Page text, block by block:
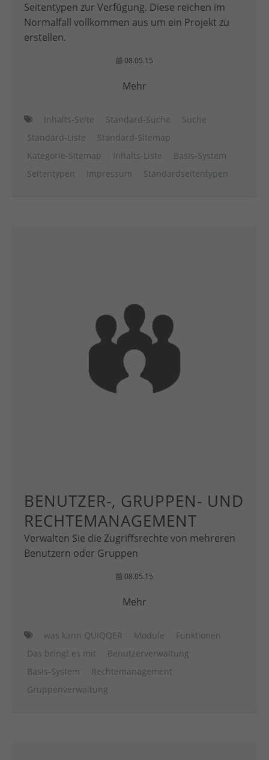
Seitentypen zur Verfügung. Diese reichen im
Normalfall vollkommen aus um ein Projekt zu
erstellen.
08.05.15
Mehr
Inhalts-Seite Standard-Suche
Suche
Standard-Liste
Standard-Sitemap
Kategorie-Sitemap
Inhalts-Liste
Basis-System
Seitentypen
Impressum Standardseitentypen
BENUTZER-, GRUPPEN- UND
RECHTEMANAGEMENT
Verwalten Sie die Zugriffsrechte von mehreren
Benutzern oder Gruppen
08.05.15
Mehr
was kann QUIQQER Module
Funktionen
Das bringt es mit
Benutzerverwaltung
Basis-System
Rechtemanagement
Gruppenverwaltung